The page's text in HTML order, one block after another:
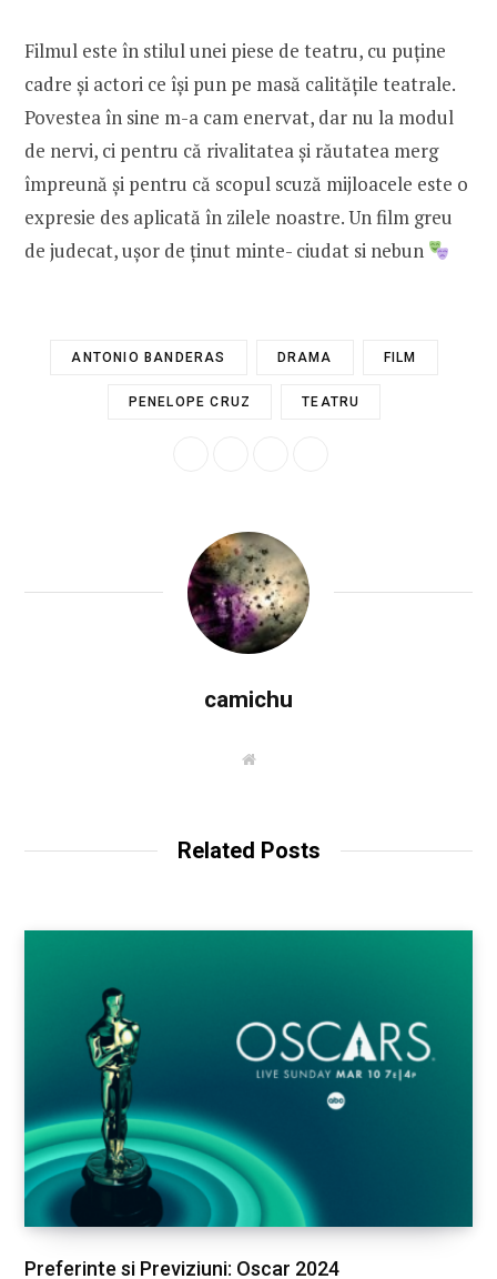
Filmul este în stilul unei piese de teatru, cu puține
cadre și actori ce își pun pe masă calitățile teatrale.
Povestea în sine m-a cam enervat, dar nu la modul
de nervi, ci pentru că rivalitatea și răutatea merg
împreună și pentru că scopul scuză mijloacele este o
expresie des aplicată în zilele noastre. Un film greu
de judecat, ușor de ținut minte- ciudat si nebun
ANTONIO BANDERAS DRAMA FILM
PENELOPE CRUZ TEATRU
camichu
W
Related Posts
Preferinte si Previziuni: Oscar 2024